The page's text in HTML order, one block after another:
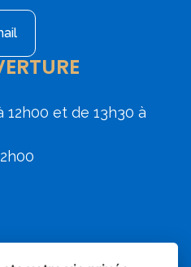
12h00 et de 13h30 à